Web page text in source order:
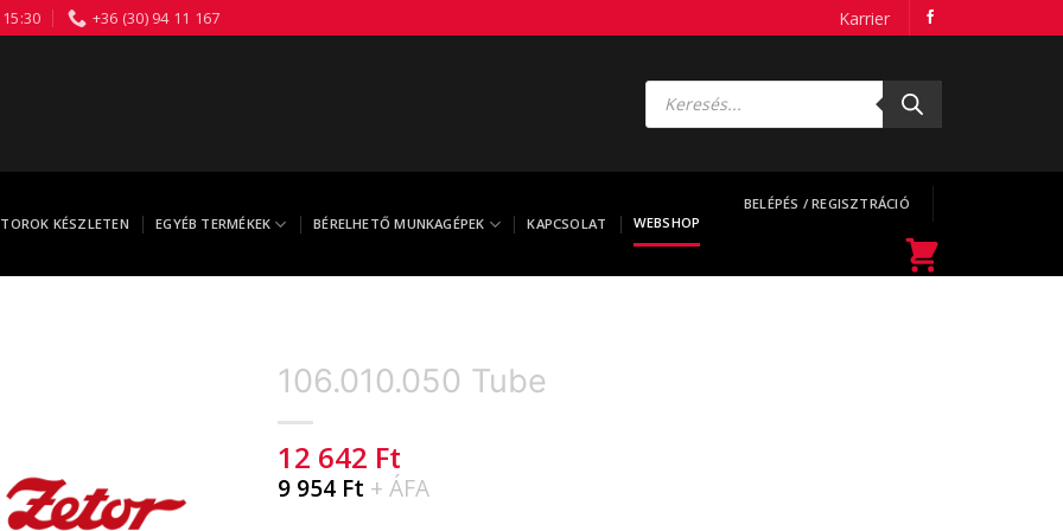
+36 (30) 94 11 167 Karrier
Products
search
KÉSZLETEN EGYÉB TERMÉKEK BÉRELHETŐ MUNKAGÉPEK KAPCSOLAT WEBSHOP
BELÉPÉS / REGISZTRÁCIÓ
106.010.050 Tube
12 642 Ft
9 954 Ft + ÁFA